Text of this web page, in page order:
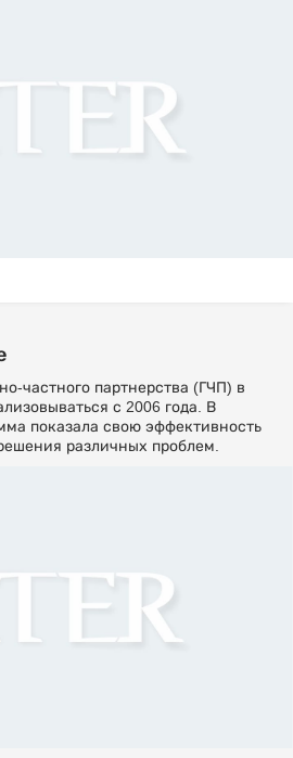
частного партнерства (ГЧП) в
с 2006 года. В
показала свою эффективность
различных проблем.